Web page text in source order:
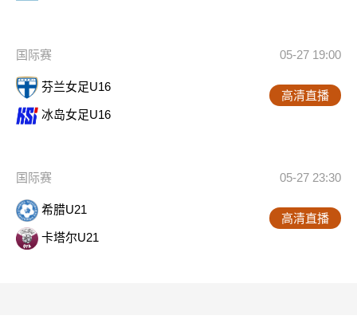
国际赛 05-27 19:00
芬兰女足U16
冰岛女足U16
高清直播
国际赛 05-27 23:30
希腊U21
卡塔尔U21
高清直播